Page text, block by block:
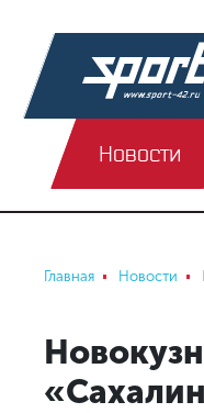
Новости
Главная Новости